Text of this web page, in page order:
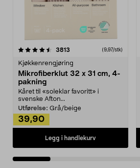
3813 anmeldelser(9,97/stk)
Kjøkkenrengjøring
Mikrofiberklut 32 x 31 cm, 4-
pakning
Kåret til «soleklar favoritt» i
svenske Afton...
Utførelse: Grå/beige
39,90
Legg i handlekurv
4.5av 5 stjerner